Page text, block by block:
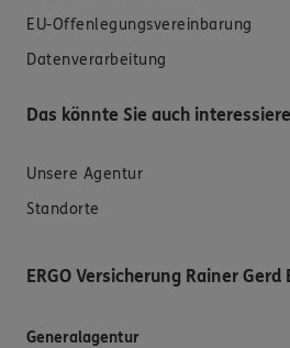
EU-Offenlegungsvereinbarung
Datenverarbeitung
Das könnte Sie auch
Unsere Agentur
Standorte
ERGO Versicherung Rainer
Generalagentur